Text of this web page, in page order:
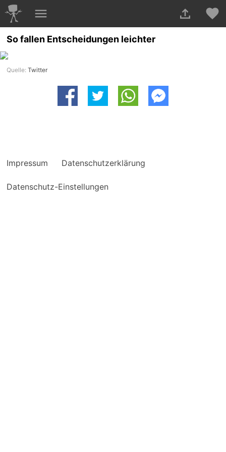
So fallen Entscheidungen leichter
Quelle:Twitter
Impressum Datenschutzerklärung
Datenschutz-Einstellungen